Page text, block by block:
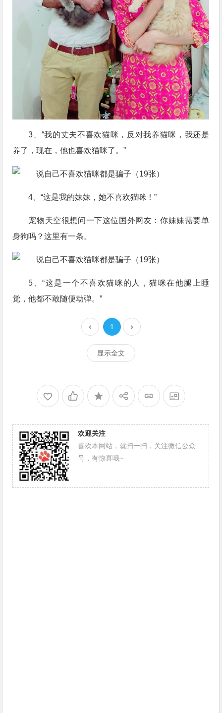
3、“我的丈夫不喜欢猫咪，反对我养猫咪，我还是
养了，现在，他也喜欢猫咪了。”
4、“这是我的妹妹，她不喜欢猫咪！”
宠物天空很想问一下这位国外网友：你妹妹需要单
身狗吗？这里有一条。
5、“这是一个不喜欢猫咪的人，猫咪在他腿上睡
觉，他都不敢随便动弹。”
1
显示全文
欢迎关注
喜欢本网站，就扫一扫，关注微信公众
号，有惊喜哦~